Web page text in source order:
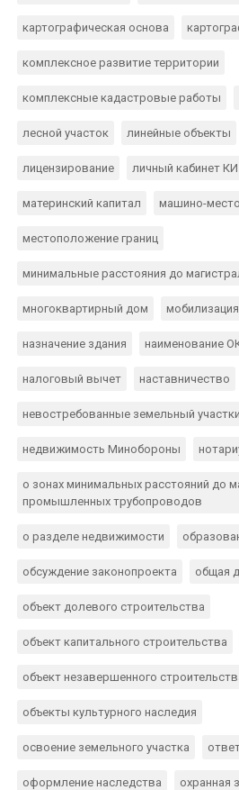
картографическая основа
комплексное развитие территории
комплексные кадастровые работы
лесной участок линейные объекты
лицензирование личный кабинет КИ
материнский капитал машино-место
местоположение границ
минимальные расстояния до
многоквартирный дом мобилизация
назначение здания наименование
налоговый вычет наставничество
невостребованные земельный участки
недвижимость Минобороны
о зонах минимальных расстояний до
промышленных трубопроводов
о разделе недвижимости
обсуждение законопроекта общая
объект долевого строительства
объект капитального строительства
объект незавершенного
объекты культурного наследия
освоение земельного участка
оформление наследства охранная